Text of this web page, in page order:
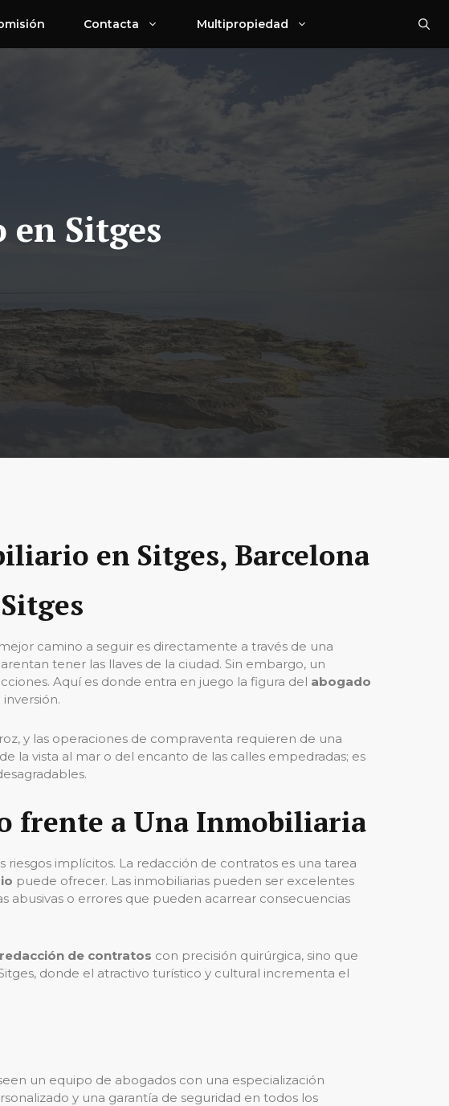
Contacta Multipropiedad
Sitges
en Sitges, Barcelona
camino a seguir es directamente a través de una
tener las llaves de la ciudad. Sin embargo, un
Aquí es donde entra en juego la figura del abogado
y las operaciones de compraventa requieren de una
la vista al mar o del encanto de las calles empedradas; es
frente a Una Inmobiliaria
implícitos. La redacción de contratos es una tarea
puede ofrecer. Las inmobiliarias pueden ser excelentes
abusivas o errores que pueden acarrear consecuencias
redacción de contratos con precisión quirúrgica, sino que
donde el atractivo turístico y cultural incrementa el
un equipo de abogados con una especialización
y una garantía de seguridad en todos los